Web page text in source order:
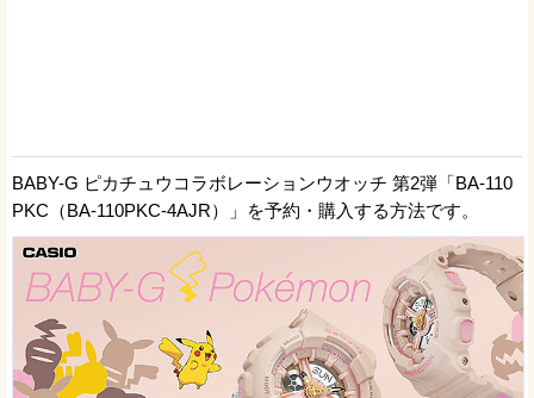
BABY-G ピカチュウコラボレーションウオッチ 第2弾「BA-110
PKC（BA-110PKC-4AJR）」を予約・購入する方法です。